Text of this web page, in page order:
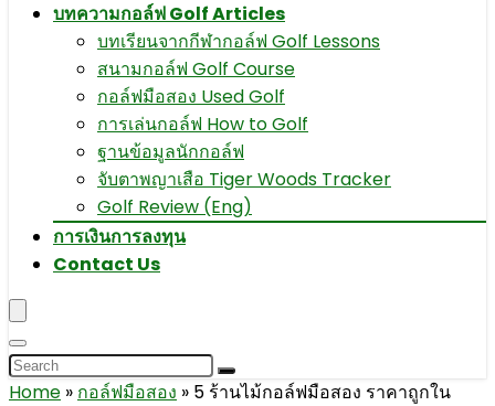
บทความกอล์ฟ Golf Articles
บทเรียนจากกีฬากอล์ฟ Golf Lessons
สนามกอล์ฟ Golf Course
กอล์ฟมือสอง Used Golf
การเล่นกอล์ฟ How to Golf
ฐานข้อมูลนักกอล์ฟ
จับตาพญาเสือ Tiger Woods Tracker
Golf Review (Eng)
การเงินการลงทุน
Contact Us
Home » กอล์ฟมือสอง » 5 ร้านไม้กอล์ฟมือสอง ราคาถูกใน